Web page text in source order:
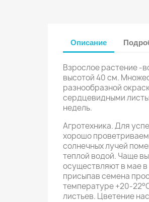
Описание
Взрослое растение -
высотой 40 см.
разнообразной
сердцевидными
недель.
Агротехника. Для
хорошо
солнечных лучей
теплой водой. Чаще
осуществляют в мае
присыпав семена
температуре +20-
листьев. Цветение